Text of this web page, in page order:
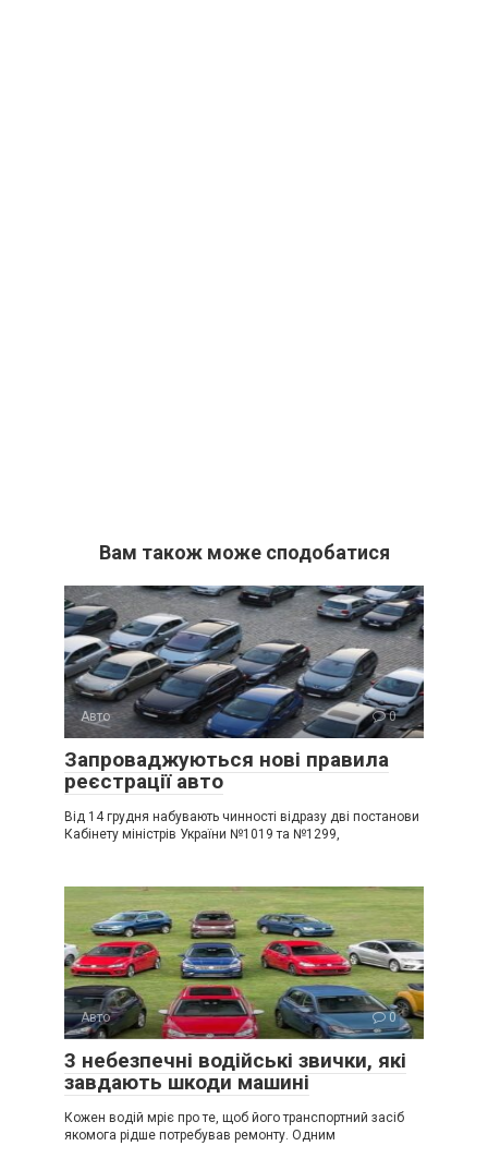
Вам також може сподобатися
Авто 0
Запроваджуються нові правила
реєстрації авто
Від 14 грудня набувають чинності відразу дві постанови
Кабінету міністрів України №1019 та №1299,
Авто 0
3 небезпечні водійські звички, які
завдають шкоди машині
Кожен водій мріє про те, щоб його транспортний засіб
якомога рідше потребував ремонту. Одним